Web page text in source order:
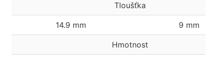
Tloušťka
14.9 mm 9 mm
Hmotnost